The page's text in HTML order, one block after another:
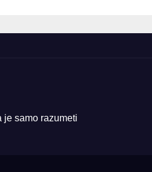
je samo razumeti